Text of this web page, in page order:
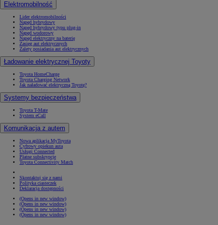
Elektromobilność
Lider elektromobilności
Napęd hybrydowy
Napęd hybrydowy typu plug-in
Napęd wodorowy
Napęd elektryczny na baterię
Zasięg aut elektrycznych
Zalety posiadania aut elektrycznych
Ładowanie elektrycznej Toyoty
Toyota HomeCharge
Toyota Charging Network
Jak naładować elektryczną Toyotę?
Systemy bezpieczeństwa
Toyota T-Mate
System eCall
Komunikacja z autem
Nowa aplikacja MyToyota
Cyfrowy opiekun auta
Usługi Connected
Płatne subskrypcje
Toyota Connectivity Match
Skontaktuj się z nami
Polityka ciasteczek
Deklaracja dostępności
(Opens in new window)
(Opens in new window)
(Opens in new window)
(Opens in new window)